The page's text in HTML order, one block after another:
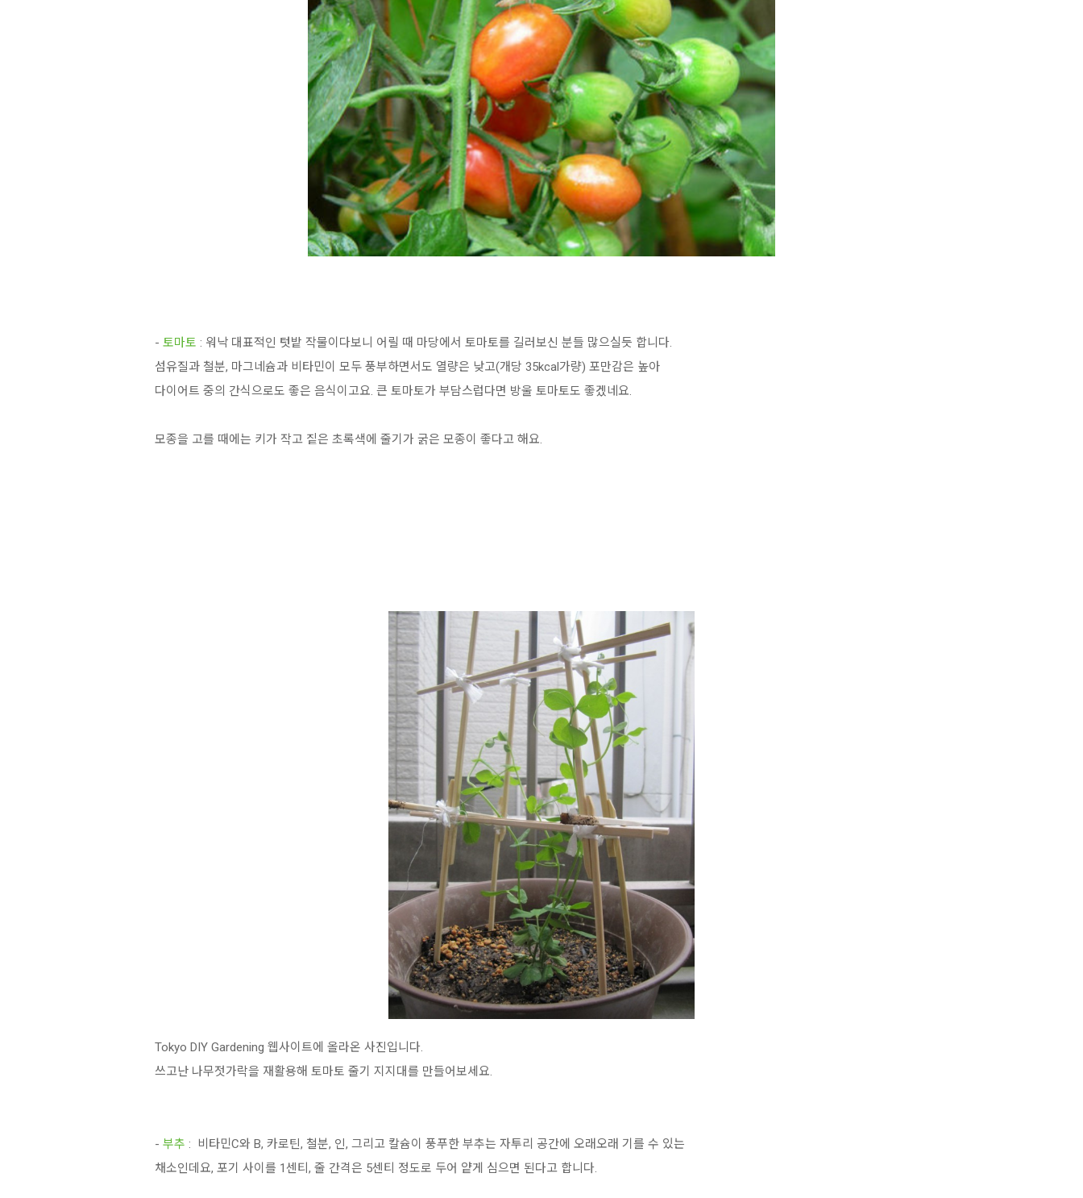
- 토마토 : 워낙 대표적인 텃밭 작물이다보니 어릴 때 마당에서 토마토를 길러보신 분들 많으실듯 합니다.
섬유질과 철분, 마그네슘과 비타민이 모두 풍부하면서도 열량은 낮고(개당 35kcal가량) 포만감은 높아
다이어트 중의 간식으로도 좋은 음식이고요. 큰 토마토가 부담스럽다면 방울 토마토도 좋겠네요.
모종을 고를 때에는 키가 작고 짙은 초록색에 줄기가 굵은 모종이 좋다고 해요.
Tokyo DIY Gardening 웹사이트에 올라온 사진입니다.
쓰고난 나무젓가락을 재활용해 토마토 줄기 지지대를 만들어보세요.
- 부추 : 비타민C와 B, 카로틴, 철분, 인, 그리고 칼슘이 풍푸한 부추는 자투리 공간에 오래오래 기를 수 있는
채소인데요, 포기 사이를 1센티, 줄 간격은 5센티 정도로 두어 얕게 심으면 된다고 합니다.